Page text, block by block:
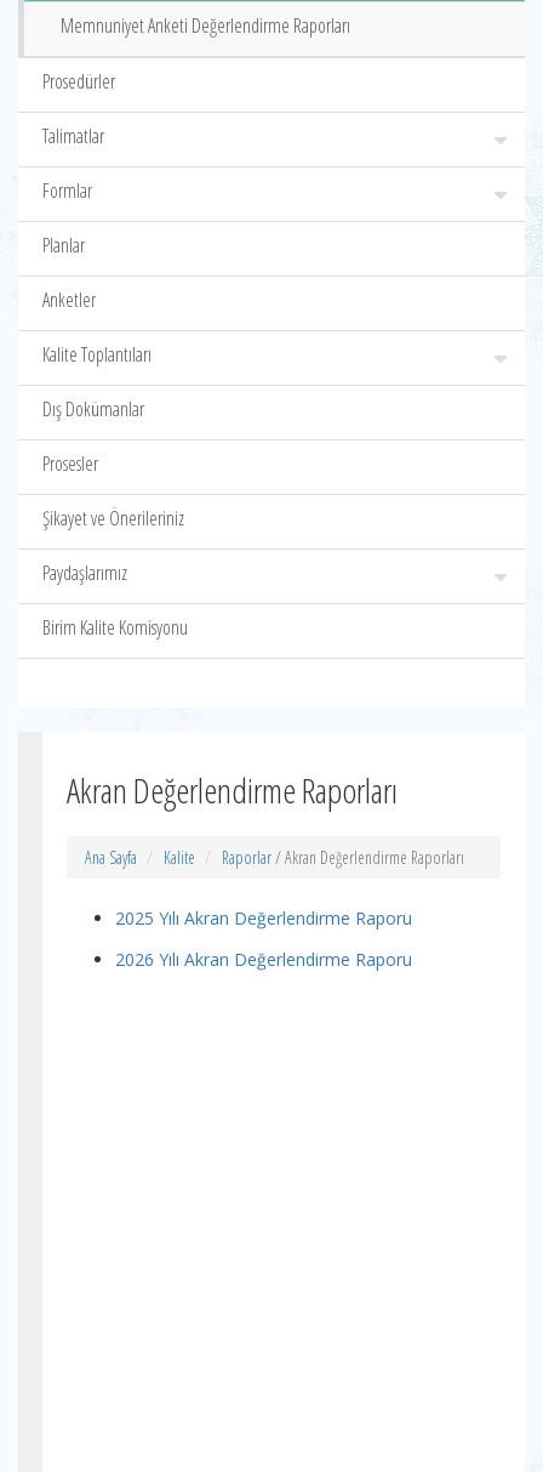
Memnuniyet Anketi Değerlendirme Raporları
Prosedürler
Talimatlar
Formlar
Planlar
Anketler
Kalite Toplantıları
Dış Dokümanlar
Prosesler
Şikayet ve Önerileriniz
Paydaşlarımız
Birim Kalite Komisyonu
Akran Değerlendirme Raporları
Ana Sayfa Kalite Raporlar/ Akran Değerlendirme Raporları
2025 Yılı Akran Değerlendirme Raporu
2026 Yılı Akran Değerlendirme Raporu